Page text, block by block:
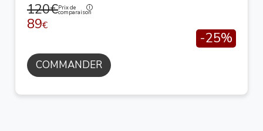
120€Prix de
comparaison
89€
-25%
COMMANDER